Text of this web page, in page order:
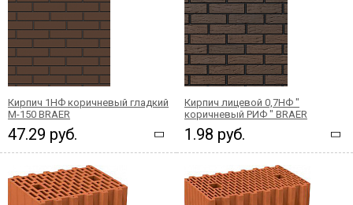
Кирпич 1НФ коричневый гладкий
М-150 BRAER
47.29 руб.
Кирпич лицевой 0,7НФ "
коричневый РИФ " BRAER
1.98 руб.